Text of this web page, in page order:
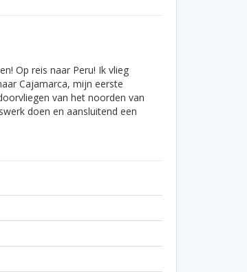
Op reis naar Peru! Ik vlieg
Cajamarca, mijn eerste
van het noorden van
doen en aansluitend een